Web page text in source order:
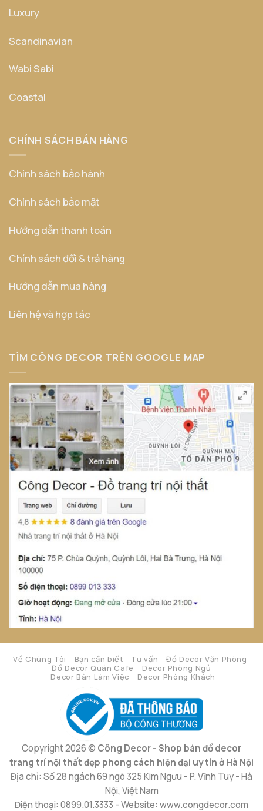
Luxury
Scandinavian
Wabi Sabi
Coastal
CHÍNH SÁCH BÁN HÀNG
Chính sách bảo hành
Chính sách bảo mật
Hướng dẫn thanh toán
Chính sách đổi & trả hàng
Hướng dẫn mua hàng
Liên hệ và hợp tác
TÌM CÔNG DECOR TRÊN GOOGLE MAP
Về Chúng Tôi Bạn cần biết Tư vấn
Đồ Decor Văn Phòng
Đồ Decor Quán Cafe
Decor Phòng Ngủ
Decor Bàn Làm Việc
Decor Phòng Khách
Copyright 2026 © Công Decor - Shop bán đồ decor
trang trí nội thất đẹp phong cách hiện đại uy tín ở Hà Nội
Địa chỉ: Số 28 ngách 69 ngõ 325 Kim Ngưu - P. Vĩnh Tuy - Hà
Nội, Việt Nam
Điện thoại: 0899.01.3333 - Website: www.congdecor.com